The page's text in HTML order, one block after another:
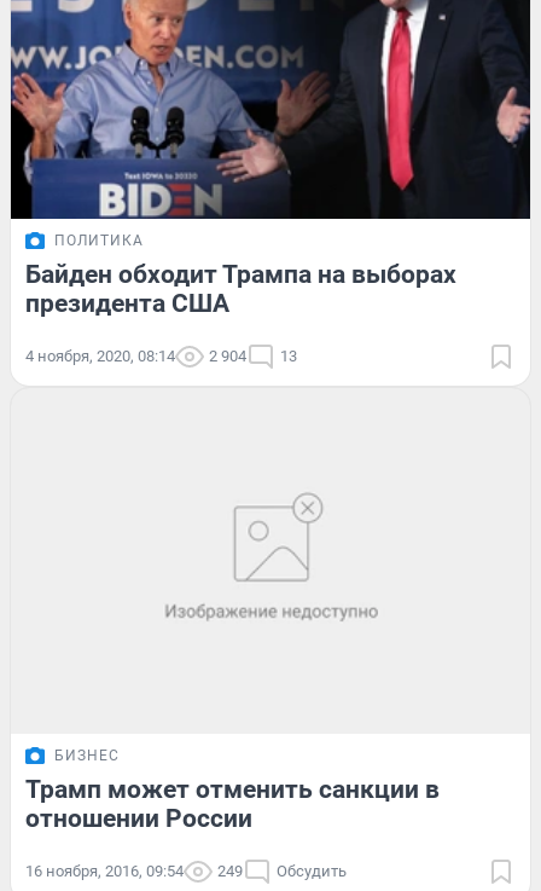
ПОЛИТИКА
Байден обходит Трампа на выборах
президента США
4 ноября, 2020, 08:14 2 904 13
БИЗНЕС
Трамп может отменить санкции в
отношении России
16 ноября, 2016, 09:54 249 Обсудить